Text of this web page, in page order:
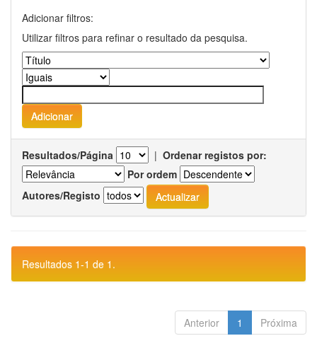
Adicionar filtros:
Utilizar filtros para refinar o resultado da pesquisa.
Resultados/Página | Ordenar registos por:
Por ordem
Autores/Registo
Resultados 1-1 de 1.
Anterior 1 Próxima